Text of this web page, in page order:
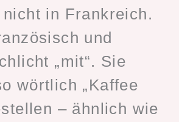
in Frankreich.
und
„mit“. Sie
wörtlich „Kaffee
– ähnlich wie